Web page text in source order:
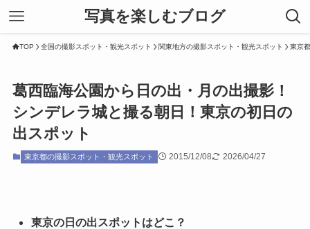
写真を楽しむブログ
TOP 全国の撮影スポット・観光スポット 関東地方の撮影スポット・観光スポット 東京
葛西臨海公園から日の出・月の出撮影！
シンデレラ城と撮る朝日！東京の初日の
出スポット
東京都の撮影スポット・観光スポット 2015/12/08 2026/04/27
東京の日の出スポットはどこ？